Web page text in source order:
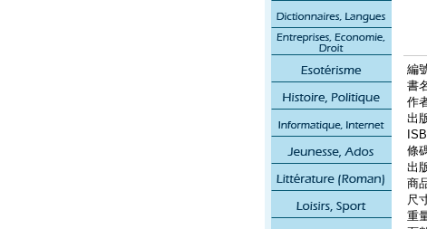
編
書
作
出
條
出
商
尺
重